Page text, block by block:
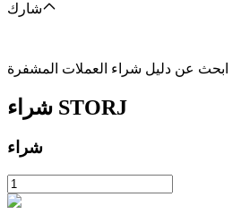
شارك
ابحث عن دليل شراء العملات المشفرة
شراء STORJ
شراء